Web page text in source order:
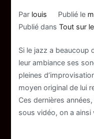
Par louis Publié le
Publié dansTout sur
Si le jazz a beaucoup
leur ambiance ses
pleines
moyen original de lui
Ces dernières
sous vidéo, on a